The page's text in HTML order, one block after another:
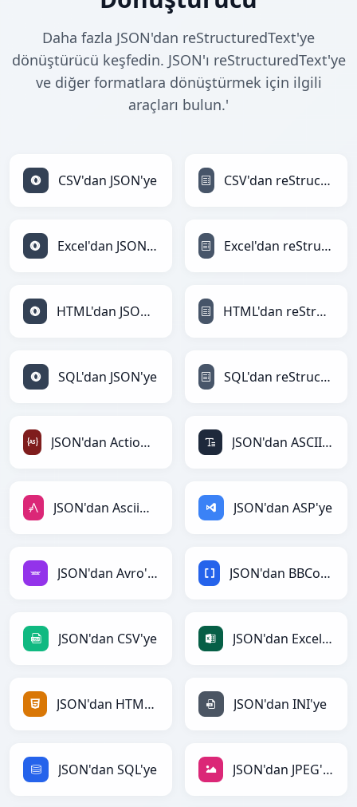
Daha fazla JSON'dan reStructuredText'ye
dönüştürücü keşfedin. JSON'ı reStructuredText'ye
ve diğer formatlara dönüştürmek için ilgili
araçları bulun.'
CSV'dan JSON'ye CSV'dan reStructuredText'ye
Excel'dan JSON'ye Excel'dan reStructuredText'ye
HTML'dan JSON'ye HTML'dan reStructuredText'ye
SQL'dan JSON'ye SQL'dan reStructuredText'ye
JSON'dan ActionScript'ye JSON'dan ASCII'ye
JSON'dan AsciiDoc'ye JSON'dan ASP'ye
JSON'dan Avro'ye JSON'dan BBCode'ye
JSON'dan CSV'ye JSON'dan Excel'ye
JSON'dan HTML'ye JSON'dan INI'ye
JSON'dan SQL'ye JSON'dan JPEG'ye